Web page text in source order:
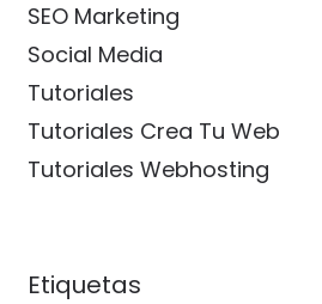
SEO Marketing
Social Media
Tutoriales
Tutoriales Crea Tu Web
Tutoriales Webhosting
Etiquetas